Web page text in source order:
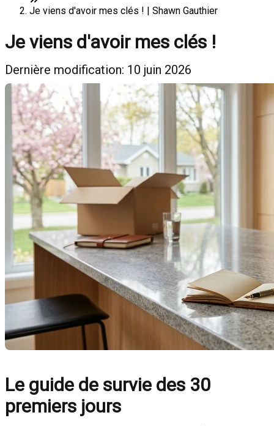
Je viens d'avoir mes clés ! | Shawn Gauthier
Je viens d'avoir mes clés !
Dernière modification: 10 juin 2026
Le guide de survie des 30
premiers jours